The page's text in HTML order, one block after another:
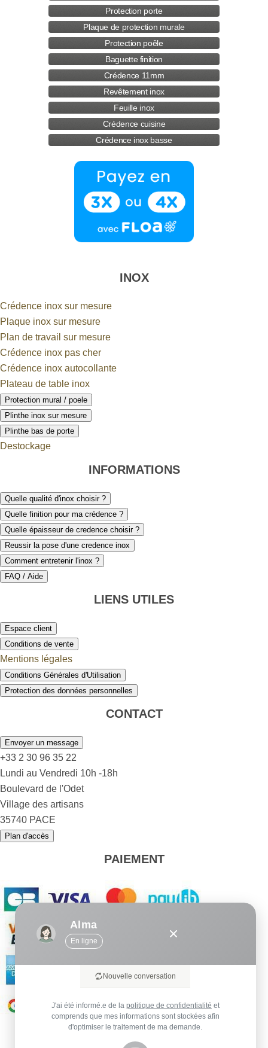
Protection porte
Plaque de protection murale
Protection poêle
Baguette finition
Crédence 11mm
Revêtement inox
Feuille inox
Crédence cuisine
Crédence inox basse
INOX
Crédence inox sur mesure
Plaque inox sur mesure
Plan de travail sur mesure
Crédence inox pas cher
Crédence inox autocollante
Plateau de table inox
Protection mural / poele
Plinthe inox sur mesure
Plinthe bas de porte
Destockage
INFORMATIONS
Quelle qualité d'inox choisir ?
Quelle finition pour ma crédence ?
Quelle épaisseur de credence choisir ?
Reussir la pose d'une credence inox
Comment entretenir l'inox ?
FAQ / Aide
LIENS UTILES
Espace client
Conditions de vente
Mentions légales
Conditions Générales d'Utilisation
Protection des données personnelles
CONTACT
Envoyer un message
+33 2 30 96 35 22
Lundi au Vendredi 10h -18h
Boulevard de l'Odet
Village des artisans
35740 PACE
Plan d'accès
PAIEMENT
Alma
En ligne
Nouvelle conversation
J'ai été informé.e de la politique de confidentialité et
comprends que mes informations sont stockées afin
d'optimiser le traitement de ma demande.